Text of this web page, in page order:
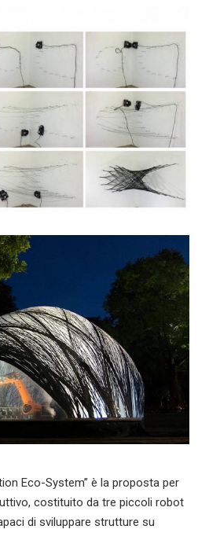
Eco-System” è la proposta per
costituito da tre piccoli robot
di sviluppare strutture su